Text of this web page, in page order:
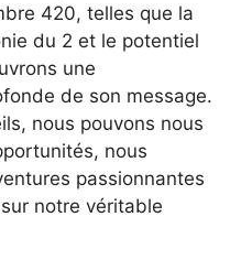
420, telles que la
du 2 et le potentiel
une
de son message.
nous pouvons nous
nous
passionnantes
notre véritable